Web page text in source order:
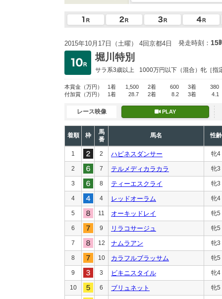
2015年10月17日（土曜） 4回京都4日 発走時刻： 15
堀川特別
サラ系3歳以上 1000万円以下 （混合）牝［指
本賞金 （万円） 1着 1,500 2着 600 3着
380
付加賞 （万円） 1着 28.7 2着 8.2 3着 4.1
レース映像 PLAY
着順 枠
馬
番
馬名 性齢
1 2 ハピネスダンサー 牝4
2 7 テルメディカラカラ 牝3
3 8 ティーエスクライ 牝3
4 4 レッドオーラム 牝4
5 11 オーキッドレイ 牝5
6 9 リラコサージュ 牝5
7 12 ナムラアン 牝3
8 10 カラフルブラッサム 牝5
9 3 ビキニスタイル 牝4
10 6 ブリュネット 牝5